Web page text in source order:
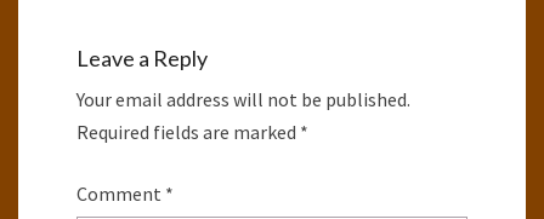
Leave a Reply
Your email address will not be published.
Required fields are marked *
Comment *